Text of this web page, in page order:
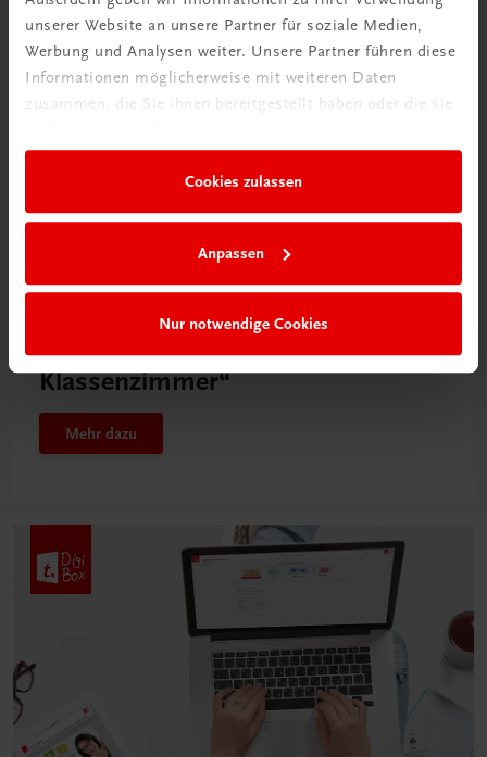
unserer Website an unsere Partner für soziale Medien,
Werbung und Analysen weiter. Unsere Partner führen diese
Informationen möglicherweise mit weiteren Daten
zusammen, die Sie ihnen bereitgestellt haben oder die sie
Cookies zulassen
Anpassen
Nur notwendige Cookies
Mehr dazu
Neu in der DigiBox
Das „Digitale
Klassenzimmer“
Mehr dazu